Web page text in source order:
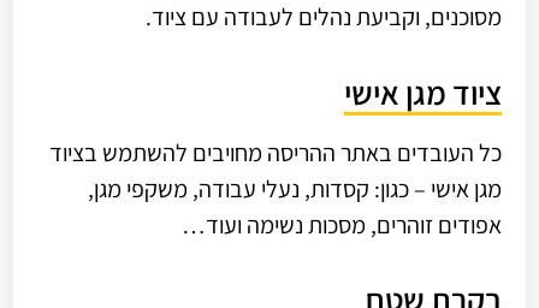
מסוכנים, וקביעת נהלים לעבודה עם ציוד.
ציוד מגן אישי
כל העובדים באתר ההריסה מחויבים להשתמש בציוד
מגן אישי – כגון: קסדות, נעלי עבודה, משקפי מגן,
אפודים זוהרים, מסכות נשימה ועוד…